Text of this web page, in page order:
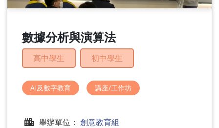
我
數據分析與演算法
高中學生 初中學生
AI及數字教育 講座/工作坊
舉辦單位： 創意教育組